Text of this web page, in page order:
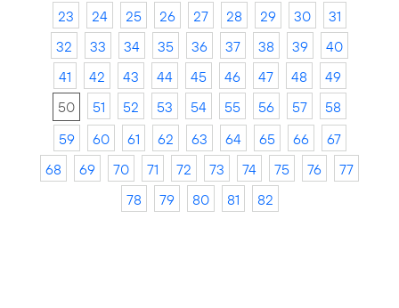
23
24 25 26 27 28 29 30
31
32
33 34 35 36 37 38 39
40
41
42 43 44 45 46 47 48
49
50
51 52 53 54 55 56 57
58
59
60 61 62 63 64 65 66
67
68
69 70 71 72 73 74 75 76
77
78
79 80 81 82